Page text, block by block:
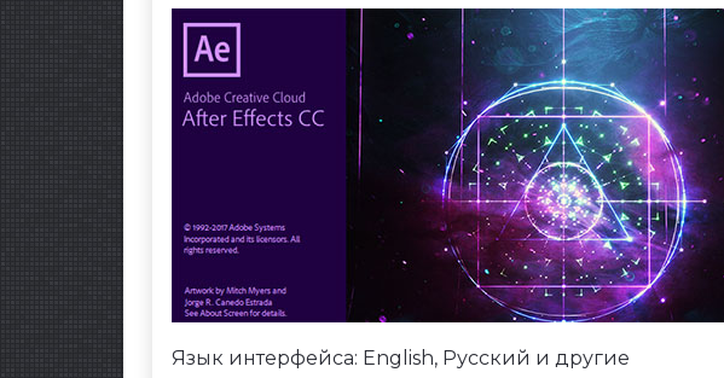
Язык интерфейса: English, Русский и другие